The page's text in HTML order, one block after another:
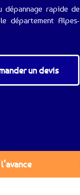
dépannage rapide de
département Alpes-
un devis